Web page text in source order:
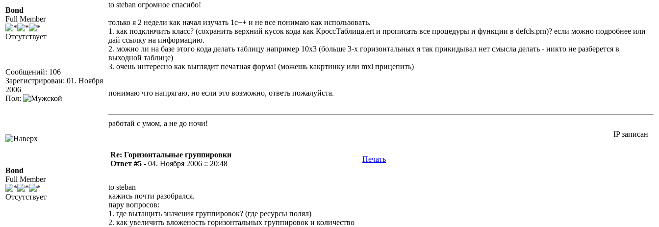
Bond
Full Member
Отсутствует
Сообщений: 106
Зарегистрирован: 01. Ноября
2006
Пол:
to steban огромное спасибо!
только я 2 недели как начал изучать 1с++ и не все понимаю как использовать.
1. как подключить класс? (сохранить верхний кусок кода как КроссТаблица.ert и прописать все процедуры и функции в defcls.prn)? если можно подробнее или
дай ссылку на информацию.
2. можно ли на базе этого кода делать таблицу например 10х3 (больше 3-х горизонтальных я так прикидывал нет смысла делать - никто не разберется в
выходной таблице)
3. очень интересно как выглядит печатная форма! (можешь какртинку или mxl прицепить)
понимаю что напрягаю, но если это возможно, ответь пожалуйста.
работай с умом, а не до ночи!
IP записан
Bond
Full Member
Отсутствует
Re: Горизонтальные группировки
Ответ #5 - 04. Ноября 2006 :: 20:48
Печать
to steban
кажись почти разобрался.
пару вопросов:
1. где вытащить значения группировок? (где ресурсы полял)
2. как увеличить вложеность горизонтальных группировок и количество